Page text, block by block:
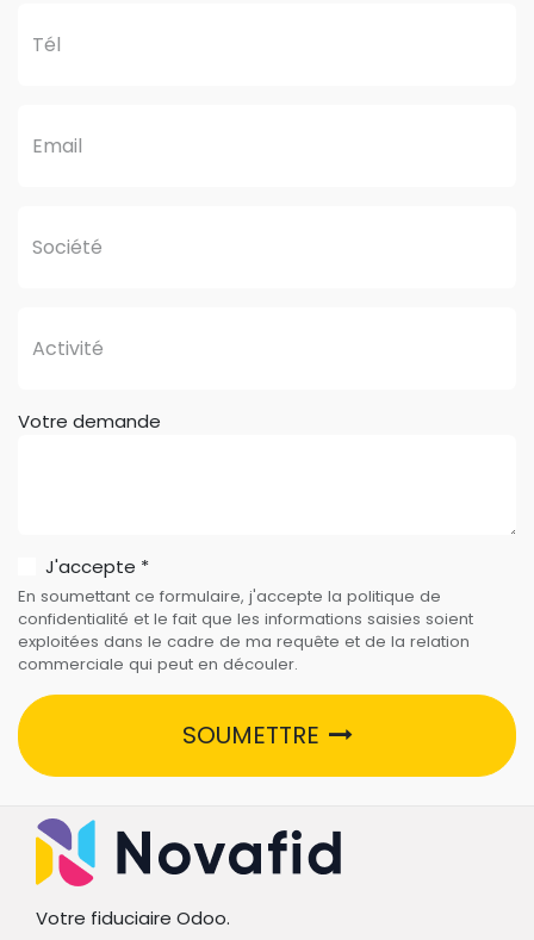
Votre demande
J'accepte *
En soumettant ce formulaire, j'accepte la politique de
confidentialité et le fait que les informations saisies soient
exploitées dans le cadre de ma requête et de la relation
commerciale qui peut en découler.
SOUMETTRE
Votre fiduciaire Odoo.